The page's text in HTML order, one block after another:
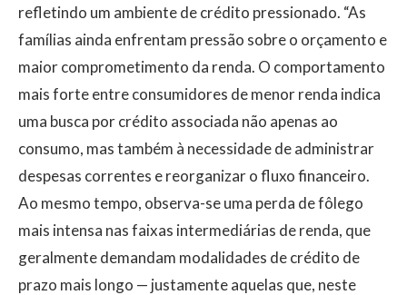
refletindo um ambiente de crédito pressionado. “As
famílias ainda enfrentam pressão sobre o orçamento e
maior comprometimento da renda. O comportamento
mais forte entre consumidores de menor renda indica
uma busca por crédito associada não apenas ao
consumo, mas também à necessidade de administrar
despesas correntes e reorganizar o fluxo financeiro.
Ao mesmo tempo, observa-se uma perda de fôlego
mais intensa nas faixas intermediárias de renda, que
geralmente demandam modalidades de crédito de
prazo mais longo — justamente aquelas que, neste